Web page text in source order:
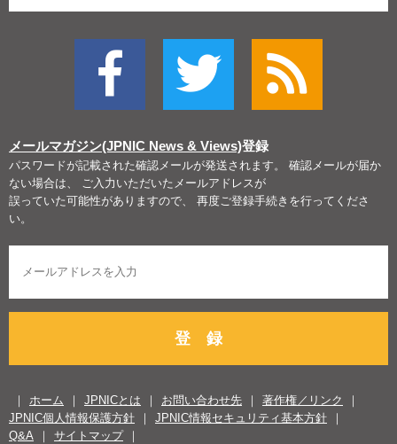
メールマガジン(JPNIC News & Views)登録
パスワードが記載された確認メールが発送されます。 確認メールが届か
ない場合は、 ご入力いただいたメールアドレスが
誤っていた可能性がありますので、 再度ご登録手続きを行ってくださ
い。
登 録
ホーム JPNICとは お問い合わせ先
著作権／リンク
JPNIC個人情報保護方針
JPNIC情報セキュリティ基本方針
Q&A
サイトマップ